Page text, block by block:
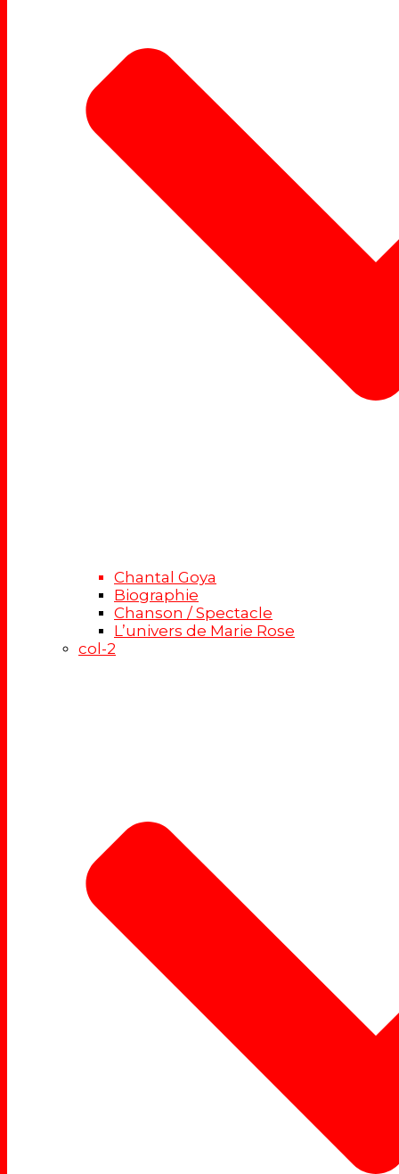
Chantal Goya
Biographie
Chanson / Spectacle
L’univers de Marie Rose
col-2